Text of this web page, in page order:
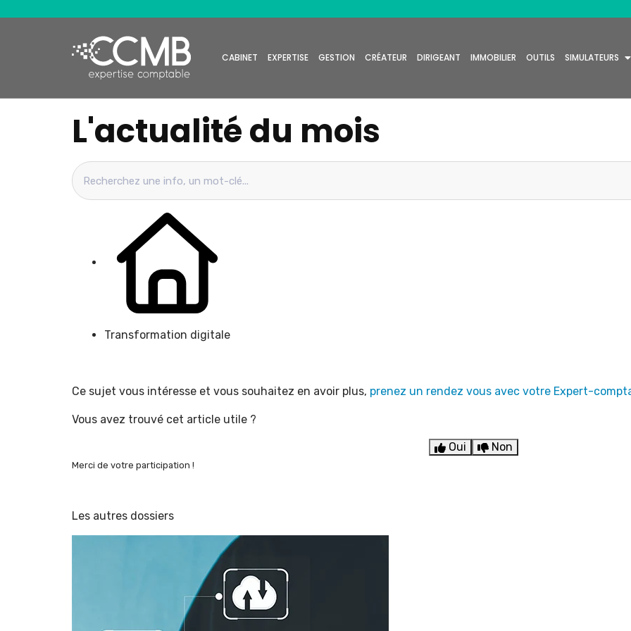
CABINET EXPERTISE GESTION CRÉATEUR DIRIGEANT IMMOBILIER OUTILS SIMULATEURS
L'actualité du mois
Transformation digitale
Ce sujet vous intéresse et vous souhaitez en avoir plus, prenez un rendez vous avec votre Expert-
Vous avez trouvé cet article utile ?
Oui Non
Merci de votre participation !
Les autres dossiers